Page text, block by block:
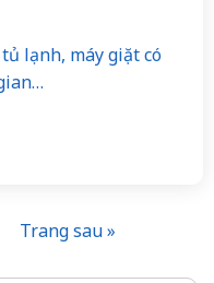
lạnh, máy giặt có
Trang sau »